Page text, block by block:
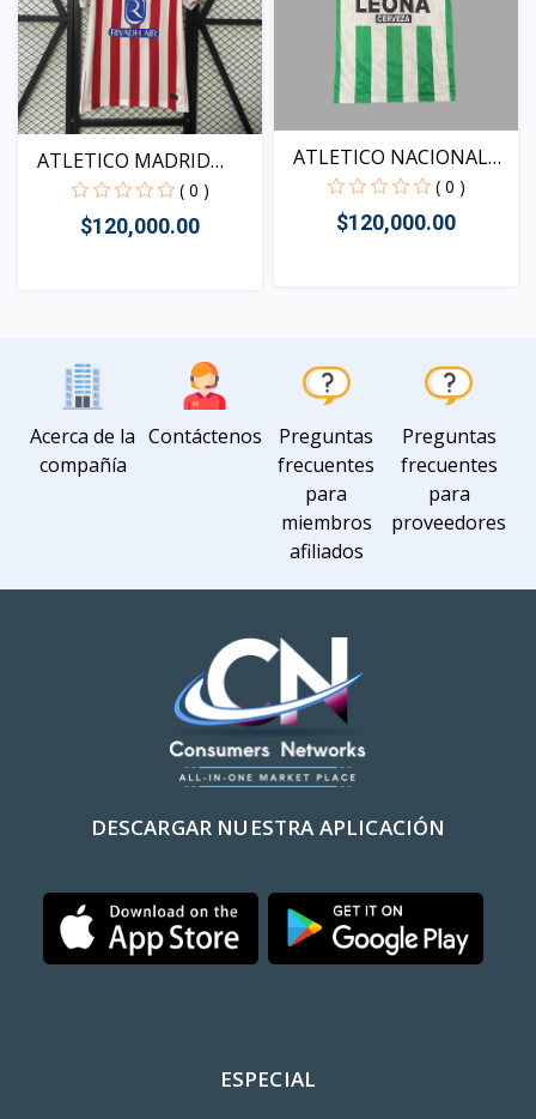
ATLETICO MADRID
LOCAL 2...
( 0 )
$120,000.00
ATLETICO NACIONAL
LOCAL...
( 0 )
$120,000.00
Acerca de la
compañía
Contáctenos
Preguntas
frecuentes
para
miembros
afiliados
Preguntas
frecuentes
para
proveedores
DESCARGAR NUESTRA APLICACIÓN
ESPECIAL